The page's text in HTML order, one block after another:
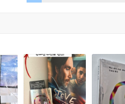
또한 김연수 작가는 팬데믹 시절
죽음을, 살과 피는 사랑을 뜻한다.
이다. 그래서 샤이의 한밤의 여정은